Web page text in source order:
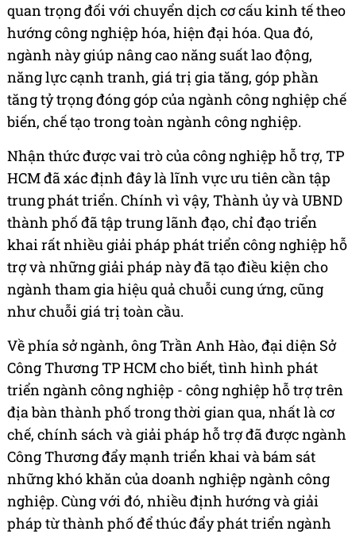
quan trọng đối với chuyển dịch cơ cấu kinh tế theo
hướng công nghiệp hóa, hiện đại hóa. Qua đó,
ngành này giúp nâng cao năng suất lao động,
năng lực cạnh tranh, giá trị gia tăng, góp phần
tăng tỷ trọng đóng góp của ngành công nghiệp chế
biến, chế tạo trong toàn ngành công nghiệp.
Nhận thức được vai trò của công nghiệp hỗ trợ, TP
HCM đã xác định đây là lĩnh vực ưu tiên cần tập
trung phát triển. Chính vì vậy, Thành ủy và UBND
thành phố đã tập trung lãnh đạo, chỉ đạo triển
khai rất nhiều giải pháp phát triển công nghiệp hỗ
trợ và những giải pháp này đã tạo điều kiện cho
ngành tham gia hiệu quả chuỗi cung ứng, cũng
như chuỗi giá trị toàn cầu.
Về phía sở ngành, ông Trần Anh Hào, đại diện Sở
Công Thương TP HCM cho biết, tình hình phát
triển ngành công nghiệp - công nghiệp hỗ trợ trên
địa bàn thành phố trong thời gian qua, nhất là cơ
chế, chính sách và giải pháp hỗ trợ đã được ngành
Công Thương đẩy mạnh triển khai và bám sát
những khó khăn của doanh nghiệp ngành công
nghiệp. Cùng với đó, nhiều định hướng và giải
pháp từ thành phố để thúc đẩy phát triển ngành